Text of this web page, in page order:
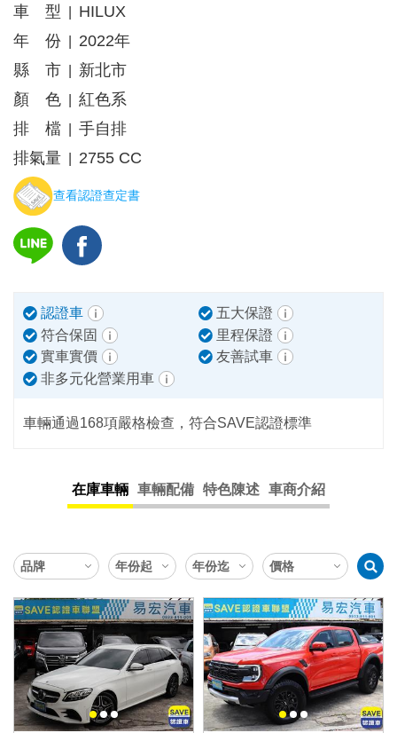
車 型
HILUX
年 份
2022年
縣 市
新北市
顏 色
紅色系
排 檔
手自排
排氣量
2755 CC
查看認證查定書
認證車
五大保證
符合保固
里程保證
實車實價
友善試車
非多元化營業用車
車輛通過168項嚴格檢查，符合SAVE認證標準
在庫車輛 車輛配備 特色陳述 車商介紹